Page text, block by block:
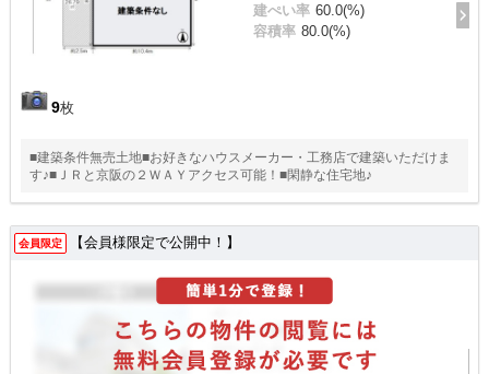
9枚
建ぺい率 60.0(%)
容積率 80.0(%)
■建築条件無売土地■お好きなハウスメーカー・工務店で建築いただけま
す♪■ＪＲと京阪の２ＷＡＹアクセス可能！■閑静な住宅地♪
会員限定 【会員様限定で公開中！】